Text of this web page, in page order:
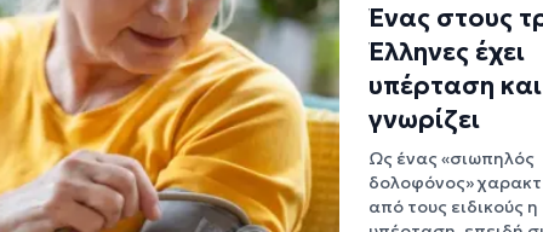
Ένας στους
Έλληνες έχει
υπέρταση
γνωρίζει
Ως ένας «σιωπηλός
δολοφόνος»
από τους ειδικούς η